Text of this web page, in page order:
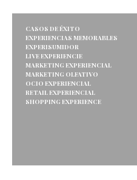
CASOS DE ÉXITO
EXPERIENCIAS MEMORABLES
EXPERISUMIDOR
LIVE EXPERIENCIE
MARKETING EXPERIENCIAL
MARKETING OLFATIVO
OCIO EXPERIENCIAL
RETAIL EXPERIENCIAL
SHOPPING EXPERIENCE